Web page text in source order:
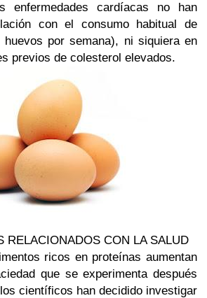
enfermedades cardíacas no han
con el consumo habitual de
por semana), ni siquiera en
previos de colesterol elevados.
RELACIONADOS CON LA SALUD
ricos en proteínas aumentan
que se experimenta después
científicos han decidido investigar